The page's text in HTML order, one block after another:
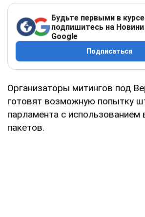
Будьте первыми в
подпишитесь на Новини
Google
Подписаться
Организаторы митингов под
готовят возможную попытку
парламента с
пакетов.